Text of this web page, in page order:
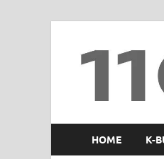
1104
HOME K-